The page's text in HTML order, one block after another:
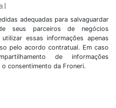
adequadas para salvaguardar
seus parceiros de negócios
essas informações apenas
pelo acordo contratual. Em caso
de informações
consentimento da Froneri.